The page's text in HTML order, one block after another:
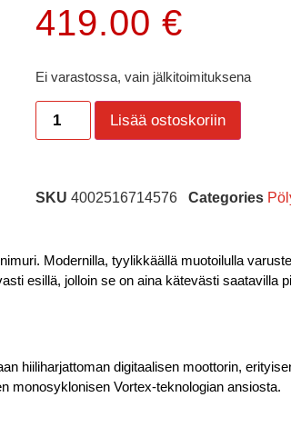
419.00 €
Ei varastossa, vain jälkitoimituksena
Lisää ostoskoriin
SKU 4002516714576 Categories
Modernilla, tyylikkäällä muotoilulla
esillä, jolloin se on aina kätevästi saatavilla
hiiliharjattoman digitaalisen moottorin,
monosyklonisen Vortex-teknologian ansiosta.